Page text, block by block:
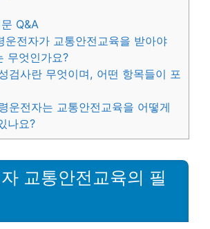
Q&A
운전자가 교통안전교육을 받아야
무엇인가요?
검사란 무엇이며, 어떤 항목들이 포
운전자는 교통안전교육을 어떻게
나요?
교통안전교육의 필